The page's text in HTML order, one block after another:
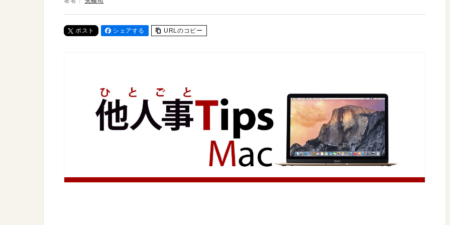
ポスト シェアする URLのコピー